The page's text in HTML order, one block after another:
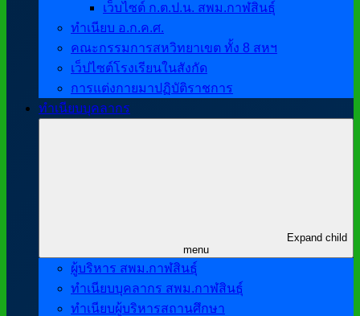
เว็บไซต์ ก.ต.ป.น. สพม.กาฬสินธุ์
ทำเนียบ อ.ก.ค.ศ.
คณะกรรมการสหวิทยาเขต ทั้ง 8 สหฯ
เว็ปไซต์โรงเรียนในสังกัด
การแต่งกายมาปฏิบัติราชการ
ทำเนียบบุคลากร
Expand child
menu
ผู้บริหาร สพม.กาฬสินธุ์
ทำเนียบบุคลากร สพม.กาฬสินธุ์
ทำเนียบผู้บริหารสถานศึกษา